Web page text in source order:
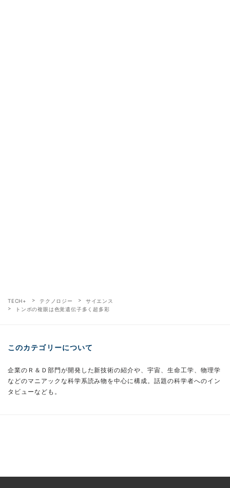
TECH+ テクノロジー
サイエンス
トンボの複眼は色覚遺伝子多く超多彩
このカテゴリーについて
企業のＲ＆Ｄ部門が開発した新技術の紹介や、宇宙、生命工学、物理学
などのマニアックな科学系読み物を中心に構成。話題の科学者へのイン
タビューなども。